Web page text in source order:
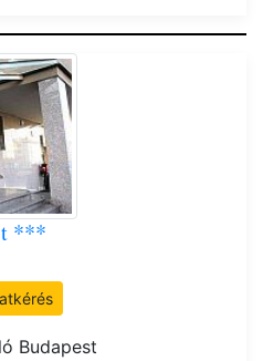
***
Budapest